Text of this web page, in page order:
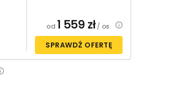
od 1 559 zł/ os.
SPRAWDŹ OFERTĘ